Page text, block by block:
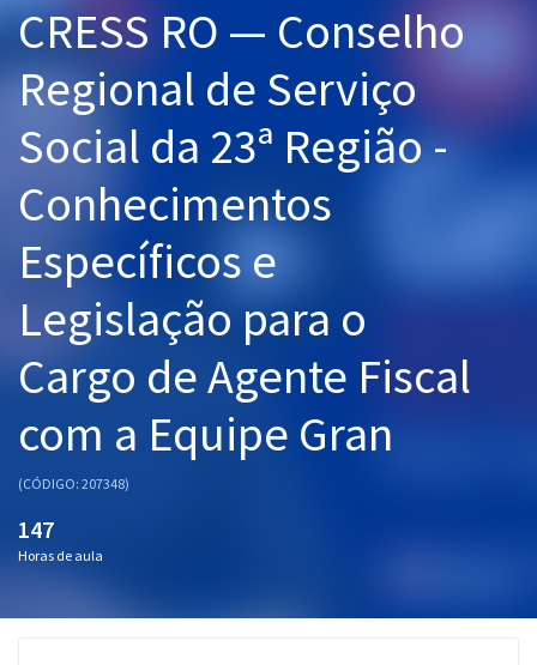
Cursos 20% OFF
Pós
Graduação
OAB
Questões grátis
Aprovados
CRESS RO — Conselho
Regional de Serviço
Social da 23ª Região -
Conhecimentos
Específicos e
Legislação para o
Cargo de Agente Fiscal
com a Equipe Gran
(CÓDIGO: 207348)
147
Horas de aula